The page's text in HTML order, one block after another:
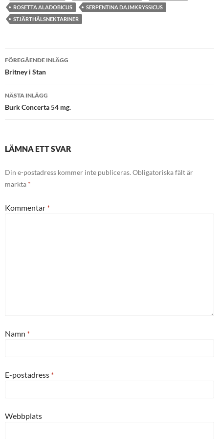
ROSETTA ALADOBICUS
SERPENTINA DAJMKRYSSICUS
STJÄRTHÅLSNEKTARINER
Inläggsnavigering
FÖREGÅENDE INLÄGG
Britney i Stan
NÄSTA INLÄGG
Burk Concerta 54 mg.
LÄMNA ETT SVAR
Din e-postadress kommer inte publiceras. Obligatoriska fält är
märkta *
Kommentar *
Namn *
E-postadress *
Webbplats